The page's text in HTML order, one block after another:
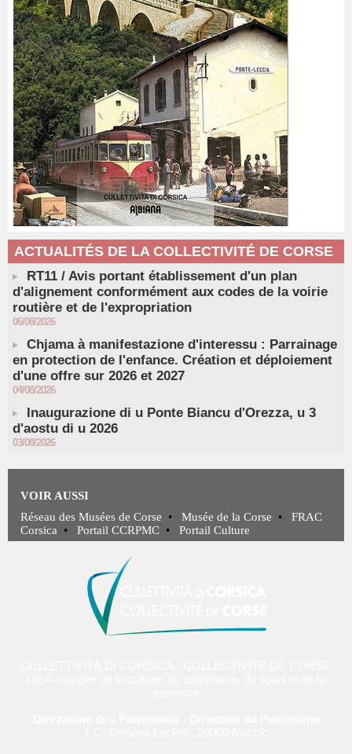
ACTUALITÉS DE LA COLLECTIVITÉ DE CORSE
RT11 / Avis portant établissement d'un plan
d'alignement conformément aux codes de la voirie
routière et de l'expropriation
06/08/2026
Chjama à manifestazione d'interessu : Parrainage
en protection de l'enfance. Création et déploiement
d'une offre sur 2026 et 2027
04/08/2026
Inaugurazione di u Ponte Biancu d'Orezza, u 3
d'aostu di u 2026
03/08/2026
VOIR AUSSI
Réseau des Musées de Corse • Musée de la Corse • FRAC
Corsica • Portail CCRPMC • Portail Culture